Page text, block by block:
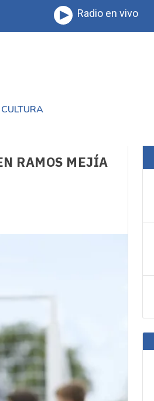
Radio en vivo
CULTURA
RAMOS MEJÍA